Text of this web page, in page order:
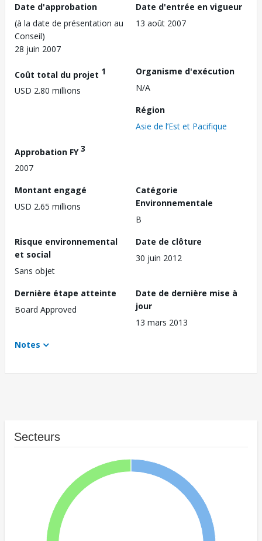
Date d'approbation
(à la date de présentation au
Conseil)
28 juin 2007
Date d'entrée en vigueur
13 août 2007
Coût total du projet 1
USD 2.80 millions
Organisme d'exécution
N/A
Région
Asie de l’Est et Pacifique
Approbation FY3
2007
Montant engagé
USD 2.65 millions
Catégorie
Environnementale
B
Risque environnemental
et social
Sans objet
Date de clôture
30 juin 2012
Dernière étape atteinte
Board Approved
Date de dernière mise à
jour
13 mars 2013
Notes
Secteurs